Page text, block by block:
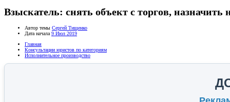
Взыскатель: снять объект с торгов, назначить
Автор темы Сергей Тищенко
Дата начала 9 Июл 2019
Главная
Консультации юристов по категориям
Исполнительное производство